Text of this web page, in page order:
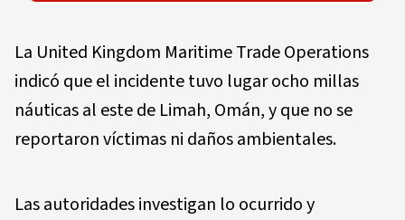
La United Kingdom Maritime Trade Operations
indicó que el incidente tuvo lugar ocho millas
náuticas al este de Limah, Omán, y que no se
reportaron víctimas ni daños ambientales.
Las autoridades investigan lo ocurrido y